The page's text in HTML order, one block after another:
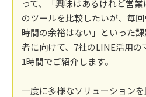
って、「興味はあるけれど営
のツールを比較したいが、毎
時間の余裕はない」といった
者に向けて、7社のLINE活用の
1時間でご紹介します。
一度に多様なソリューション